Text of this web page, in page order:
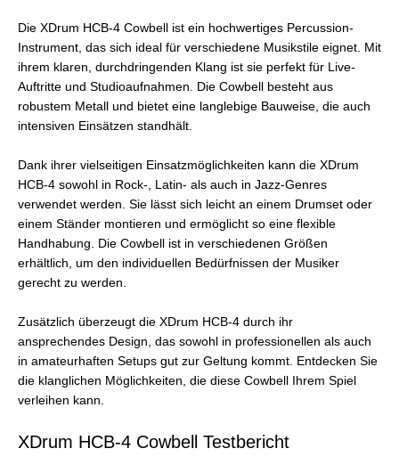
Die XDrum HCB-4 Cowbell ist ein hochwertiges Percussion-
Instrument, das sich ideal für verschiedene Musikstile eignet. Mit
ihrem klaren, durchdringenden Klang ist sie perfekt für Live-
Auftritte und Studioaufnahmen. Die Cowbell besteht aus
robustem Metall und bietet eine langlebige Bauweise, die auch
intensiven Einsätzen standhält.
Dank ihrer vielseitigen Einsatzmöglichkeiten kann die XDrum
HCB-4 sowohl in Rock-, Latin- als auch in Jazz-Genres
verwendet werden. Sie lässt sich leicht an einem Drumset oder
einem Ständer montieren und ermöglicht so eine flexible
Handhabung. Die Cowbell ist in verschiedenen Größen
erhältlich, um den individuellen Bedürfnissen der Musiker
gerecht zu werden.
Zusätzlich überzeugt die XDrum HCB-4 durch ihr
ansprechendes Design, das sowohl in professionellen als auch
in amateurhaften Setups gut zur Geltung kommt. Entdecken Sie
die klanglichen Möglichkeiten, die diese Cowbell Ihrem Spiel
verleihen kann.
XDrum HCB-4 Cowbell Testbericht